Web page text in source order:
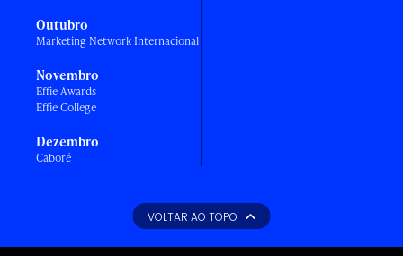
Outubro
Marketing Network Internacional
Novembro
Effie Awards
Effie College
Dezembro
Caboré
VOLTAR AO TOPO